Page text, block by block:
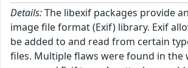
Details:The libexif packages provide
image file format (Exif) library. Exif
be added to and read from certain
files. Multiple flaws were found in the